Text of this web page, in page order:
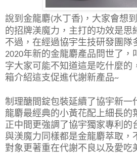
說到金龍麝(水丁香) ，大家會想
的招牌渼魔力，主打的功效是思
不過，在經過協宇生技研發團隊
2020年新的金龍麝產品問世了，
字大家可能不知道這是吃什麼的
箱介紹這支促進代謝新產品~
制理醣間錠包裝延續了協宇新一
龍麝最經典的小黃花配上細長的
正中間更強調了協宇獨家專利的
與渼魔力同樣都是金龍麝萃取，
對象更著重在代謝不良以及愛吃